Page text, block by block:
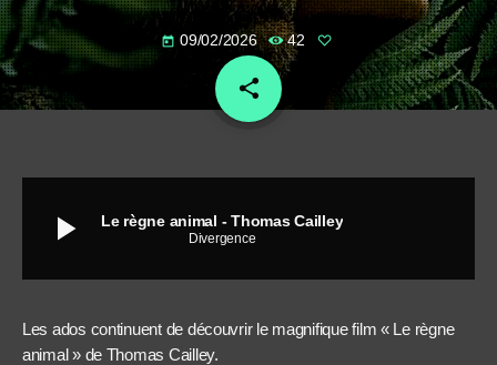
today 09/02/2026 42
share
email
play_arrow Le règne animal - Thomas Cailley
Divergence
Les ados continuent de découvrir le magnifique film « Le règne
animal » de Thomas Cailley.